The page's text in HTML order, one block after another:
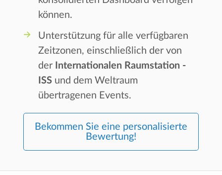
können.
Unterstützung für alle verfügbaren
Zeitzonen, einschließlich der von
der Internationalen Raumstation -
ISS und dem Weltraum
übertragenen Events.
Bekommen Sie eine personalisierte
Bewertung!